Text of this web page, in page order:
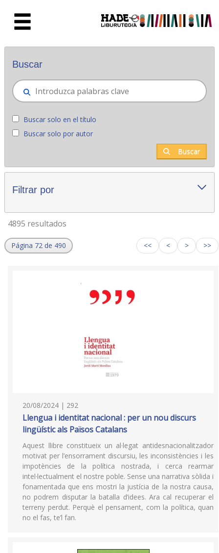
Novedades - Liburutegia
Buscar
Buscar solo en el título
Buscar solo por autor
Buscar
Filtrar por
4895 resultados
Página 72 de 490 << < > >>
20/08/2024 | 292
Llengua i identitat nacional : per un nou discurs
lingüístic als Països Catalans
Aquest llibre constitueix un al·legat antidesnacionalitzador
motivat per l’ensorrament discursiu, les inconsistències i les
impotències de la política nostrada, i cerca rearmar
intel·lectualment el nostre poble. Sense una narrativa sòlida i
fonamentada que ens mostri la justícia de la nostra causa,
no podrem disputar la batalla d’idees. Ara cal recuperar el
terreny perdut. Perquè el pensament, com la política, quan
no el fas, te’l fan.